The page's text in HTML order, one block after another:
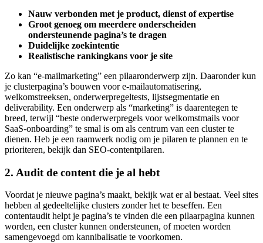
Nauw verbonden met je product, dienst of expertise
Groot genoeg om meerdere onderscheiden
ondersteunende pagina’s te dragen
Duidelijke zoekintentie
Realistische rankingkans voor je site
Zo kan “e-mailmarketing” een pilaaronderwerp zijn. Daaronder kun
je clusterpagina’s bouwen voor e-mailautomatisering,
welkomstreeksen, onderwerpregeltests, lijstsegmentatie en
deliverability. Een onderwerp als “marketing” is daarentegen te
breed, terwijl “beste onderwerpregels voor welkomstmails voor
SaaS-onboarding” te smal is om als centrum van een cluster te
dienen. Heb je een raamwerk nodig om je pilaren te plannen en te
prioriteren, bekijk dan SEO-contentpilaren.
2. Audit de content die je al hebt
Voordat je nieuwe pagina’s maakt, bekijk wat er al bestaat. Veel sites
hebben al gedeeltelijke clusters zonder het te beseffen. Een
contentaudit helpt je pagina’s te vinden die een pilaarpagina kunnen
worden, een cluster kunnen ondersteunen, of moeten worden
samengevoegd om kannibalisatie te voorkomen.